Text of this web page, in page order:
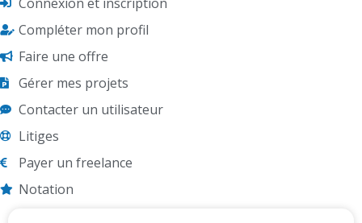
Compléter mon profil
Faire une offre
Gérer mes projets
Contacter un utilisateur
Litiges
Payer un freelance
Notation